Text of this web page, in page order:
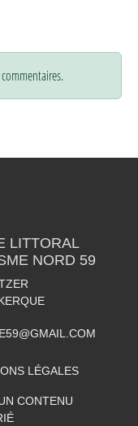
LITTORAL
NORD 59
LÉGALES
CONTENU